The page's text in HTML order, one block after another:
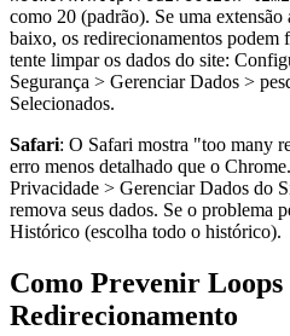
como 20 (padrão). Se uma
baixo, os redirecionamentos podem
tente limpar os dados do site:
Segurança > Gerenciar Dados >
Selecionados.
Safari: O Safari mostra "too many
erro menos detalhado que o
Privacidade > Gerenciar Dados do
remova seus dados. Se o problema
Histórico (escolha todo o histórico).
Como Prevenir Loops
Redirecionamento